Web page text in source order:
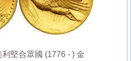
堅合眾國 (1776 - ) 金